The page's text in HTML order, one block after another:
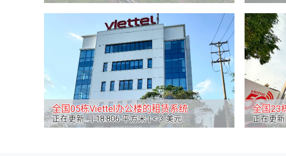
全国05栋Viettel办公楼的租赁系统
正在更新... | 18.806 平方米 | < 3 美元
全国23
正在更